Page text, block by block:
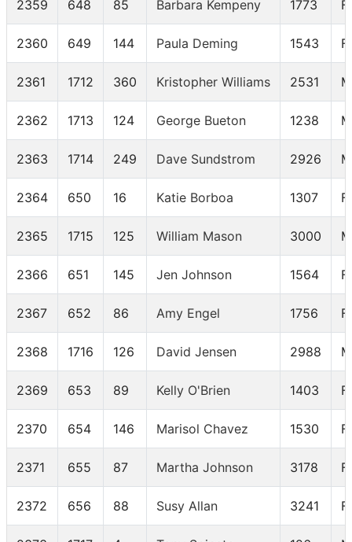
2359 648 85 Barbara Kempeny 1773
2360 649 144 Paula Deming 1543
2361 1712 360 Kristopher Williams 2531
2362 1713 124 George Bueton 1238
2363 1714 249 Dave Sundstrom 2926
2364 650 16 Katie Borboa 1307
2365 1715 125 William Mason 3000
2366 651 145 Jen Johnson 1564
2367 652 86 Amy Engel 1756
2368 1716 126 David Jensen 2988
2369 653 89 Kelly O'Brien 1403
2370 654 146 Marisol Chavez 1530
2371 655 87 Martha Johnson 3178
2372 656 88 Susy Allan 3241